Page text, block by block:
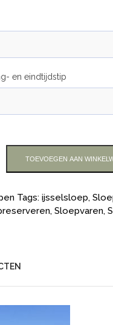
en eindtijdstip
TOEVOEGEN AAN
Tags: ijsselsloep,
, Sloepvaren,